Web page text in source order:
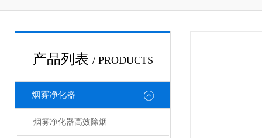
产品列表 / PRODUCTS
烟雾净化器
烟雾净化器高效除烟